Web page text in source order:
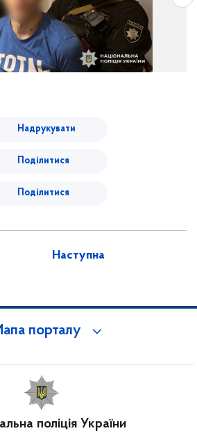
Надрукувати
Поділитися
Поділитися
Наступна
порталу
поліція України